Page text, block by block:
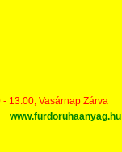
13:00, Vasárnap Zárva
www.furdoruhaanyag.hu